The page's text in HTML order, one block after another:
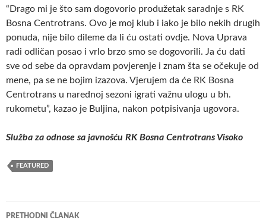
“Drago mi je što sam dogovorio produžetak saradnje s RK
Bosna Centrotrans. Ovo je moj klub i iako je bilo nekih drugih
ponuda, nije bilo dileme da li ću ostati ovdje. Nova Uprava
radi odličan posao i vrlo brzo smo se dogovorili. Ja ću dati
sve od sebe da opravdam povjerenje i znam šta se očekuje od
mene, pa se ne bojim izazova. Vjerujem da će RK Bosna
Centrotrans u narednoj sezoni igrati važnu ulogu u bh.
rukometu”, kazao je Buljina, nakon potpisivanja ugovora.
Služba za odnose sa javnošću RK Bosna Centrotrans Visoko
FEATURED
Navigacija
PRETHODNI ČLANAK